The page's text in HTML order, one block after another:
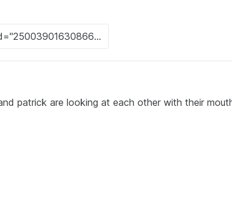
patrick are looking at each other with their